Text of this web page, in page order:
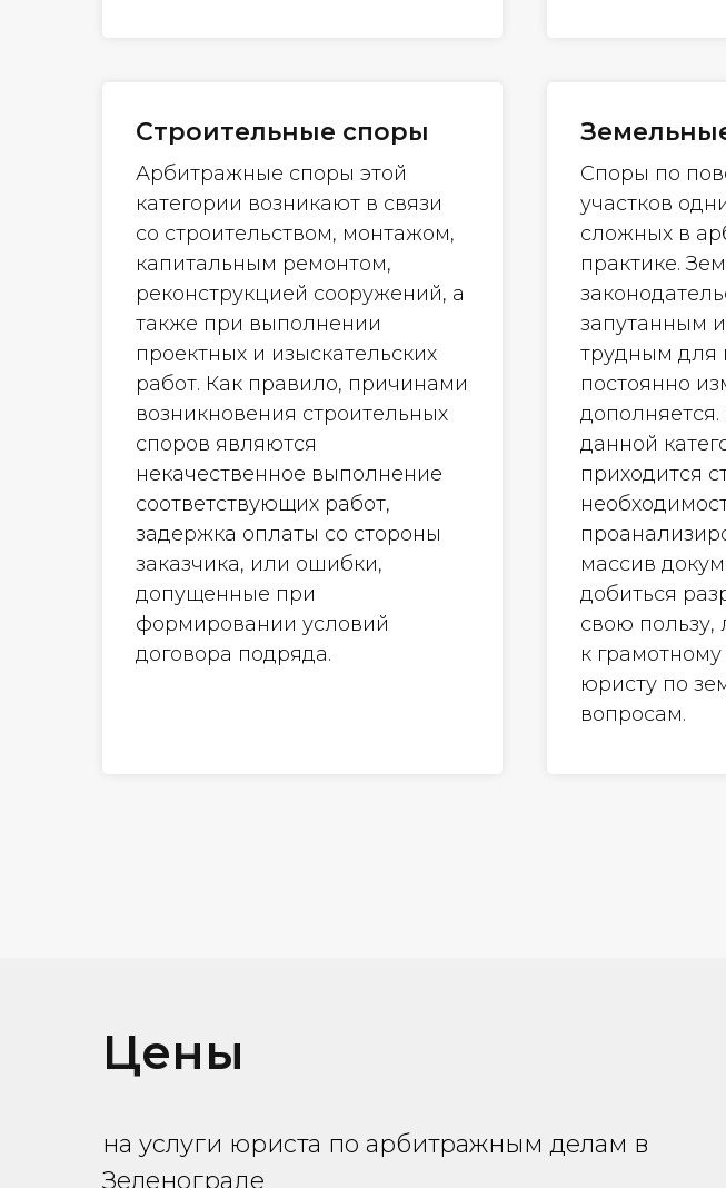
Строительные споры
Арбитражные споры этой
категории возникают в связи
со строительством, монтажом,
капитальным ремонтом,
реконструкцией сооружений, а
также при выполнении
проектных и изыскательских
работ. Как правило, причинами
возникновения строительных
споров являются
некачественное выполнение
соответствующих работ,
задержка оплаты со стороны
заказчика, или ошибки,
допущенные при
формировании условий
договора подряда.
Споры по
участков
сложных в
практике.
запутанным
трудным для
постоянно
дополняется.
данной
приходится
массив
добиться
свою пользу,
к
юристу по
вопросам.
Цены
на услуги юриста по арбитражным делам в
Зеленограде